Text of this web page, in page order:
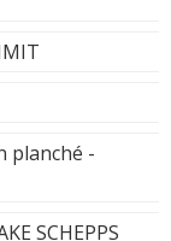
planché -
SCHEPPS